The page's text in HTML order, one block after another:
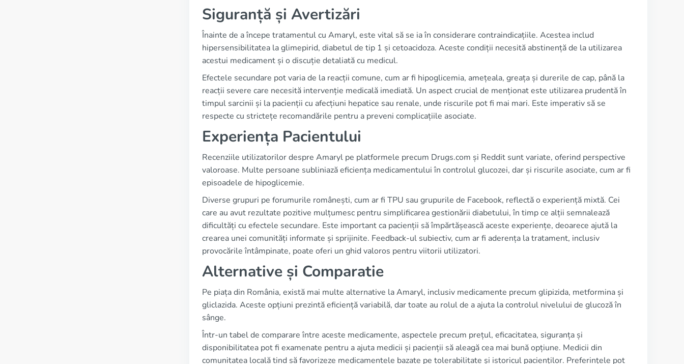
Siguranță și Avertizări
Înainte de a începe tratamentul cu Amaryl, este vital să se ia în considerare contraindicațiile. Acestea includ
hipersensibilitatea la glimepirid, diabetul de tip 1 și cetoacidoza. Aceste condiții necesită abstinență de la utilizarea
acestui medicament și o discuție detaliată cu medicul.
Efectele secundare pot varia de la reacții comune, cum ar fi hipoglicemia, amețeala, greața și durerile de cap, până la
reacții severe care necesită intervenție medicală imediată. Un aspect crucial de menționat este utilizarea prudentă în
timpul sarcinii și la pacienții cu afecțiuni hepatice sau renale, unde riscurile pot fi mai mari. Este imperativ să se
respecte cu strictețe recomandările pentru a preveni complicațiile asociate.
Experiența Pacientului
Recenziile utilizatorilor despre Amaryl pe platformele precum Drugs.com și Reddit sunt variate, oferind perspective
valoroase. Multe persoane subliniază eficiența medicamentului în controlul glucozei, dar și riscurile asociate, cum ar fi
episoadele de hipoglicemie.
Diverse grupuri pe forumurile românești, cum ar fi TPU sau grupurile de Facebook, reflectă o experiență mixtă. Cei
care au avut rezultate pozitive mulțumesc pentru simplificarea gestionării diabetului, în timp ce alții semnalează
dificultăți cu efectele secundare. Este important ca pacienții să împărtășească aceste experiențe, deoarece ajută la
crearea unei comunități informate și sprijinite. Feedback-ul subiectiv, cum ar fi aderența la tratament, inclusiv
provocările întâmpinate, poate oferi un ghid valoros pentru viitorii utilizatori.
Alternative și Comparatie
Pe piața din România, există mai multe alternative la Amaryl, inclusiv medicamente precum glipizida, metformina și
gliclazida. Aceste opțiuni prezintă eficiență variabilă, dar toate au rolul de a ajuta la controlul nivelului de glucoză în
sânge.
Într-un tabel de comparare între aceste medicamente, aspectele precum prețul, eficacitatea, siguranța și
disponibilitatea pot fi examenate pentru a ajuta medicii și pacienții să aleagă cea mai bună opțiune. Medicii din
comunitatea locală tind să favorizeze medicamentele bazate pe tolerabilitate și istoricul pacienților. Preferințele pot